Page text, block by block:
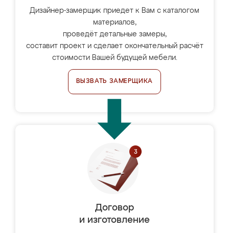
Дизайнер-замерщик приедет к Вам с каталогом
материалов,
проведёт детальные замеры,
составит проект и сделает окончательный расчёт
стоимости Вашей будущей мебели.
ВЫЗВАТЬ ЗАМЕРЩИКА
Договор
и изготовление